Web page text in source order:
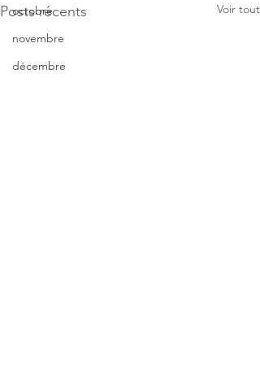
octobre
novembre
décembre
Posts récents Voir tout